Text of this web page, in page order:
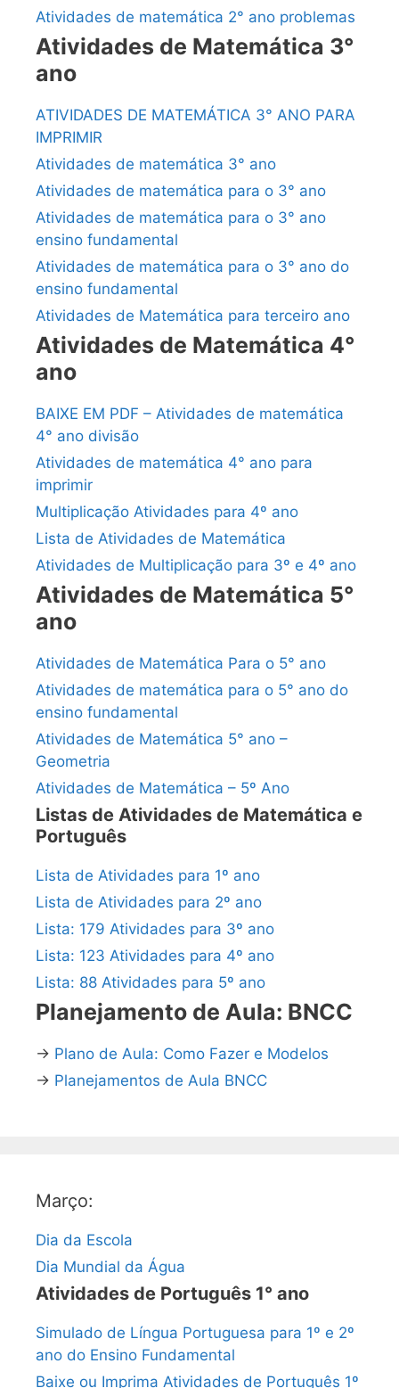
Atividades de matemática 2° ano problemas
Atividades de Matemática 3°
ano
ATIVIDADES DE MATEMÁTICA 3° ANO PARA
IMPRIMIR
Atividades de matemática 3° ano
Atividades de matemática para o 3° ano
Atividades de matemática para o 3° ano
ensino fundamental
Atividades de matemática para o 3° ano do
ensino fundamental
Atividades de Matemática para terceiro ano
Atividades de Matemática 4°
ano
BAIXE EM PDF – Atividades de matemática
4° ano divisão
Atividades de matemática 4° ano para
imprimir
Multiplicação Atividades para 4º ano
Lista de Atividades de Matemática
Atividades de Multiplicação para 3º e 4º ano
Atividades de Matemática 5°
ano
Atividades de Matemática Para o 5° ano
Atividades de matemática para o 5° ano do
ensino fundamental
Atividades de Matemática 5° ano –
Geometria
Atividades de Matemática – 5º Ano
Listas de Atividades de Matemática e
Português
Lista de Atividades para 1º ano
Lista de Atividades para 2º ano
Lista: 179 Atividades para 3º ano
Lista: 123 Atividades para 4º ano
Lista: 88 Atividades para 5º ano
Planejamento de Aula: BNCC
→ Plano de Aula: Como Fazer e Modelos
→ Planejamentos de Aula BNCC
Março:
Dia da Escola
Dia Mundial da Água
Atividades de Português 1° ano
Simulado de Língua Portuguesa para 1º e 2º
ano do Ensino Fundamental
Baixe ou Imprima Atividades de Português 1º